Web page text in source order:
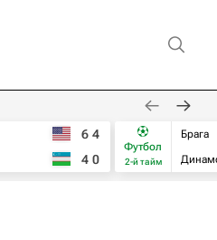
6 4
4 0
Футбол
2-й тайм
Брага